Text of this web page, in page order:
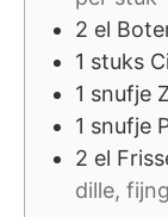
2 el
1 stuks
1 snufje
1 snufje
2 el
dille,